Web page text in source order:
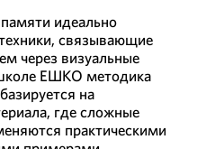
идеально
связывающие
через визуальные
ЕШКО методика
на
где сложные
практическими